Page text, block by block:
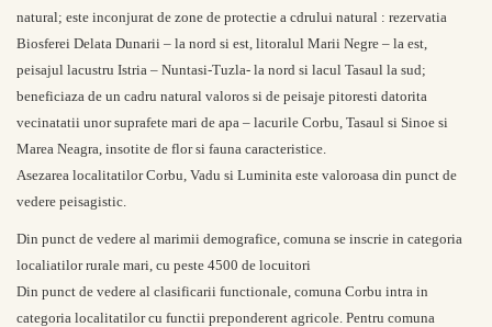
natural; este inconjurat de zone de protectie a cdrului natural : rezervatia
Biosferei Delata Dunarii – la nord si est, litoralul Marii Negre – la est,
peisajul lacustru Istria – Nuntasi-Tuzla- la nord si lacul Tasaul la sud;
beneficiaza de un cadru natural valoros si de peisaje pitoresti datorita
vecinatatii unor suprafete mari de apa – lacurile Corbu, Tasaul si Sinoe si
Marea Neagra, insotite de flor si fauna caracteristice.
Asezarea localitatilor Corbu, Vadu si Luminita este valoroasa din punct de
vedere peisagistic.
Din punct de vedere al marimii demografice, comuna se inscrie in categoria
localiatilor rurale mari, cu peste 4500 de locuitori
Din punct de vedere al clasificarii functionale, comuna Corbu intra in
categoria localitatilor cu functii preponderent agricole. Pentru comuna